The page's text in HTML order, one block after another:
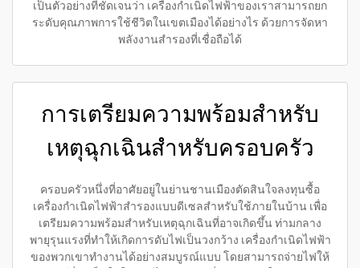
เป็นตัวอย่างที่ชัดเจนว่า เครื่องกำเนิดไฟฟ้าของเราสามารถยก
ระดับคุณภาพการใช้ชีวิตในเขตเมืองได้อย่างไร ด้วยการจัดหา
พลังงานสำรองที่เชื่อถือได้
การเตรียมความพร้อมสำหรับ
เหตุฉุกเฉินสำหรับครอบครัว
ครอบครัวหนึ่งที่อาศัยอยู่ในย่านชานเมืองตัดสินใจลงทุนซื้อ
เครื่องกำเนิดไฟฟ้าสำรองแบบดีเซลสำหรับใช้ภายในบ้าน เพื่อ
เตรียมความพร้อมสำหรับเหตุฉุกเฉินที่อาจเกิดขึ้น ท่ามกลาง
พายุรุนแรงที่ทำให้เกิดการดับไฟเป็นวงกว้าง เครื่องกำเนิดไฟฟ้า
ของพวกเขาทำงานได้อย่างสมบูรณ์แบบ โดยสามารถจ่ายไฟให้